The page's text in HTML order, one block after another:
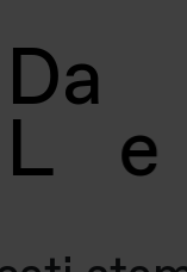
Da
L e